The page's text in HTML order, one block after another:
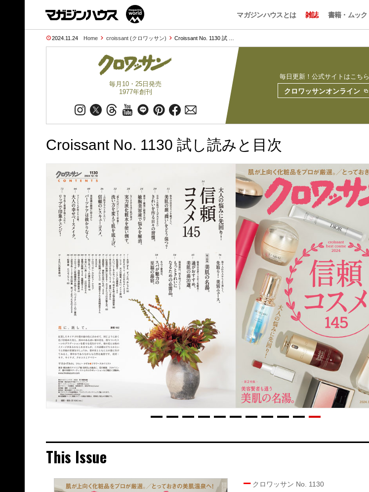
マガジンハウスとは 雑誌 書籍・ムック
2024.11.24 Home croissant (クロワッサン) Croissant No. 1130 試 …
毎月10・25日発売
1977年創刊
毎日更新！公式サイトはこちら
クロワッサンオンライン
Croissant No. 1130 試し読みと目次
This Issue
クロワッサン No. 1130